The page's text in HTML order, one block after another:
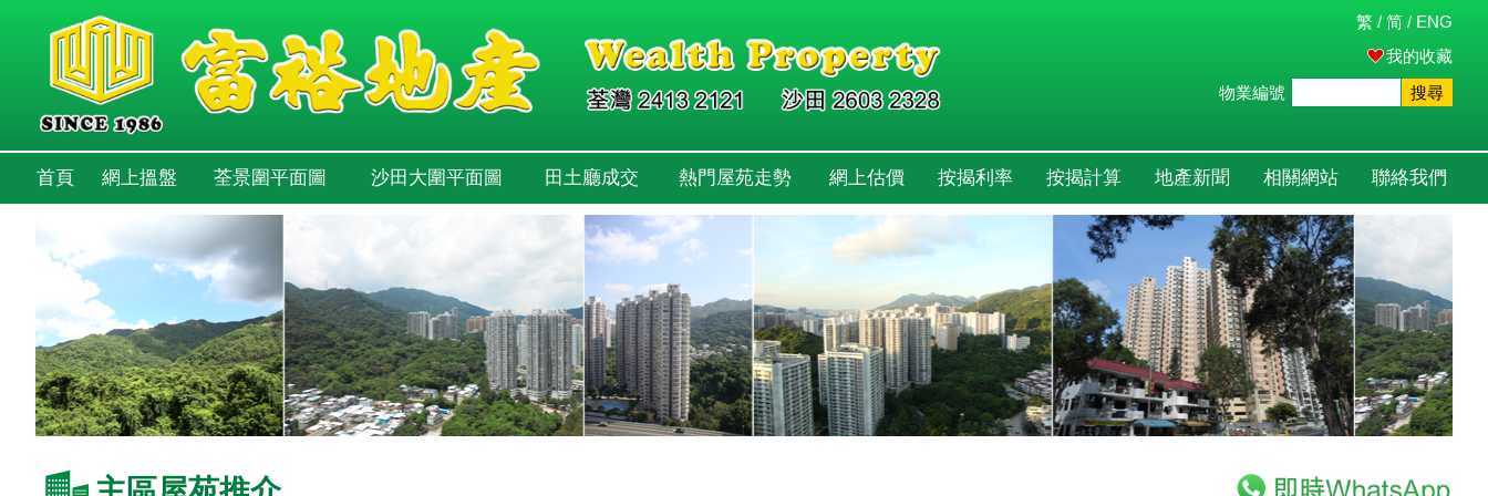
繁 / 简 / ENG
我的收藏
物業編號
搜尋
首頁 網上搵盤 荃景圍平面圖 沙田大圍平面圖 田土廳成交 熱門屋苑走勢 網上估價 按揭利率 按揭計算 地產新聞 相關網站 聯絡我們